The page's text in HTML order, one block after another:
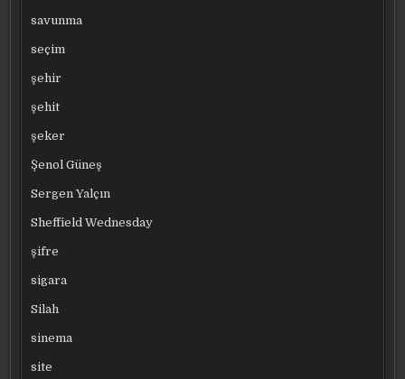
savunma
seçim
şehir
şehit
şeker
Şenol Güneş
Sergen Yalçın
Sheffield Wednesday
şifre
sigara
Silah
sinema
site